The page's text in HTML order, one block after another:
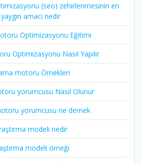
(seo) zehirlenmesinin en
yaygın amacı nedir
Optimizasyonu Eğitimi
Optimizasyonu Nasıl Yapılır
motoru Örnekleri
yorumcusu Nasıl Olunur
yorumcusu ne demek
modeli nedir
modeli örneği